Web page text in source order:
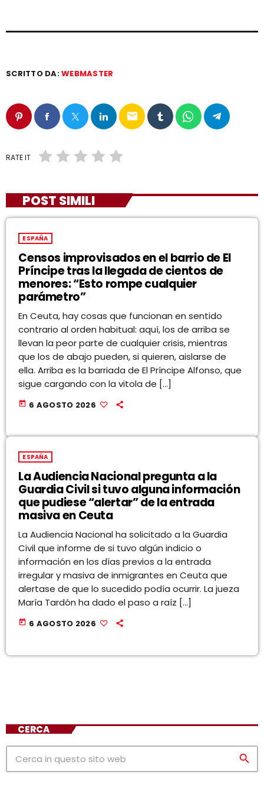
SCRITTO DA:WEBMASTER
email
RATE IT
POST SIMILI
ESPAÑA
Censos improvisados en el barrio de El
Príncipe tras la llegada de cientos de
menores: “Esto rompe cualquier
parámetro”
En Ceuta, hay cosas que funcionan en sentido
contrario al orden habitual: aquí, los de arriba se
llevan la peor parte de cualquier crisis, mientras
que los de abajo pueden, si quieren, aislarse de
ella. Arriba es la barriada de El Príncipe Alfonso, que
sigue cargando con la vitola de […]
today 6 AGOSTO 2026
ESPAÑA
La Audiencia Nacional pregunta a la
Guardia Civil si tuvo alguna información
que pudiese “alertar” de la entrada
masiva en Ceuta
La Audiencia Nacional ha solicitado a la Guardia
Civil que informe de si tuvo algún indicio o
información en los días previos a la entrada
irregular y masiva de inmigrantes en Ceuta que
alertase de que lo sucedido podía ocurrir. La jueza
María Tardón ha dado el paso a raíz […]
today 6 AGOSTO 2026
CERCA
search